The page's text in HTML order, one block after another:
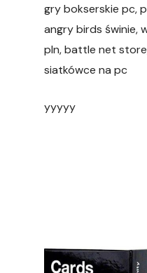
gry bokserskie pc,
angry birds świnie,
pln, battle net
siatkówce na pc
yyyyy